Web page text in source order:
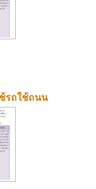
รถใช้ถนน